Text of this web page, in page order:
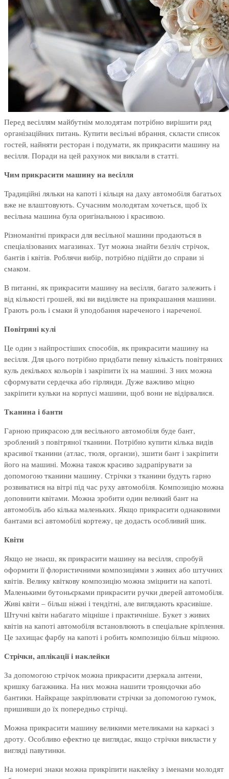
Перед весіллям майбутнім молодятам потрібно вирішити ряд
організаційних питань. Купити весільні вбрання, скласти список
гостей, найняти ресторан і подумати, як прикрасити машину на
весілля. Поради на цей рахунок ми виклали в статті.
Чим прикрасити машину на весілля
Традиційні ляльки на капоті і кільця на даху автомобіля багатьох
вже не влаштовують. Сучасним молодятам хочеться, щоб їх
весільна машина була оригінальною і красивою.
Різноманітні прикраси для весільної машини продаються в
спеціалізованих магазинах. Тут можна знайти безліч стрічок,
бантів і квітів. Роблячи вибір, потрібно підійти до справи зі
смаком.
В питанні, як прикрасити машину на весілля, багато залежить і
від кількості грошей, які ви виділяєте на прикрашання машини.
Грають роль і смаки й уподобання нареченого і нареченої.
Повітряні кулі
Це один з найпростіших способів, як прикрасити машину на
весілля. Для цього потрібно придбати певну кількість повітряних
куль декількох кольорів і закріпити їх на машині. З них можна
сформувати сердечка або гірлянди. Дуже важливо міцно
закріпити кульки на корпусі машини, щоб вони не відірвалися.
Тканина і банти
Гарною прикрасою для весільного автомобіля буде бант,
зроблений з повітряної тканини. Потрібно купити кілька видів
красивої тканини (атлас, тюля, органзи), зшити бант і закріпити
його на машині. Можна також красиво задрапірувати за
допомогою тканини машину. Стрічки з тканини будуть гарно
розвиватися на вітрі під час руху автомобіля. Композицію можна
доповнити квітами. Можна зробити один великий бант на
автомобіль або кілька маленьких. Якщо прикрасити однаковими
бантами всі автомобілі кортежу, це додасть особливий шик.
Квіти
Якщо не знаєш, як прикрасити машину на весілля, спробуй
оформити її флористичними композиціями з живих або штучних
квітів. Велику квіткову композицію можна зміцнити на капоті.
Маленькими бутоньєрками прикрасити ручки дверей автомобіля.
Живі квіти – більш ніжні і тендітні, але виглядають красивіше.
Штучні квіти набагато міцніше і практичніше. Букет з живих
квітів на капоті автомобіля встановлюють в спеціальне кріплення.
Це захищає фарбу на капоті і робить композицію більш міцною.
Стрічки, аплікації і наклейки
За допомогою стрічок можна прикрасити дзеркала антени,
кришку багажника. На них можна нашити трояндочки або
бантики. Найкраще закріплювати стрічки за допомогою гумок,
пришивши до їх попередньо стрічці.
Можна прикрасити машину великими метеликами на каркасі з
дроту. Особливо ефектно це виглядає, якщо стрічки викласти у
вигляді павутинки.
На номерні знаки можна прикріпити наклейку з іменами молодят